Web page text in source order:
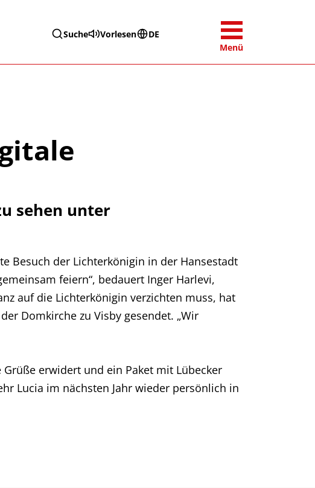
Suche Vorlesen
DE
Menü
sehen unter
Besuch der Lichterkönigin in der Hansestadt
feiern“, bedauert Inger Harlevi,
auf die Lichterkönigin verzichten muss, hat
Domkirche zu Visby gesendet. „Wir
erwidert und ein Paket mit Lübecker
Lucia im nächsten Jahr wieder persönlich in